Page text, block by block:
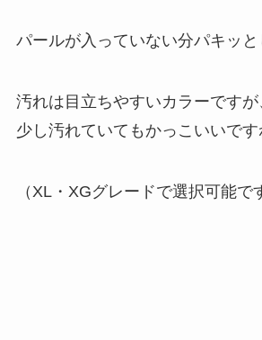
パールが入っていない分パキッと
汚れは目立ちやすいカラーです
少し汚れていてもかっこいいです
（XL・XGグレードで選択可能で